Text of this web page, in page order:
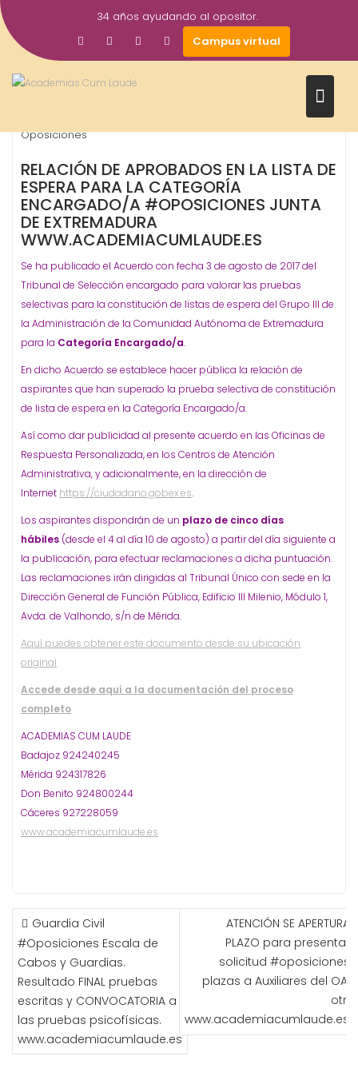
Saltar
al
contenido
34 años ayudando al opositor.
Campus virtual
Ago
2017
academiacumlaudeoposiciones Prensa
Oposiciones
RELACIÓN DE APROBADOS EN LA LISTA DE
ESPERA PARA LA CATEGORÍA
ENCARGADO/A #OPOSICIONES JUNTA
DE EXTREMADURA
WWW.ACADEMIACUMLAUDE.ES
Se ha publicado el Acuerdo con fecha 3 de agosto de 2017 del
Tribunal de Selección encargado para valorar las pruebas
selectivas para la constitución de listas de espera del Grupo III de
la Administración de la Comunidad Autónoma de Extremadura
para la Categoría Encargado/a.
En dicho Acuerdo se establece hacer pública la relación de
aspirantes que han superado la prueba selectiva de constitución
de lista de espera en la Categoría Encargado/a.
Así como dar publicidad al presente acuerdo en las Oficinas de
Respuesta Personalizada, en los Centros de Atención
Administrativa, y adicionalmente, en la dirección de
Internet https://ciudadano.gobex.es.
Los aspirantes dispondrán de un plazo de cinco días
hábiles (desde el 4 al día 10 de agosto) a partir del día siguiente a
la publicación, para efectuar reclamaciones a dicha puntuación.
Las reclamaciones irán dirigidas al Tribunal Único con sede en la
Dirección General de Función Pública, Edificio III Milenio, Módulo 1,
Avda. de Valhondo, s/n de Mérida.
Aquí puedes obtener este documento desde su ubicación
original
Accede desde aquí a la documentación del proceso
completo
ACADEMIAS CUM LAUDE
Badajoz 924240245
Mérida 924317826
Don Benito 924800244
Cáceres 927228059
www.academiacumlaude.es
NAVEGACIÓN
DE
ENTRADAS
Guardia Civil
#Oposiciones Escala de
Cabos y Guardias.
Resultado FINAL pruebas
escritas y CONVOCATORIA a
las pruebas psicofísicas.
www.academiacumlaude.es
ATENCIÓN SE APERTURA
PLAZO para presentar
solicitud #oposiciones
plazas a Auxiliares del OAR
www.academiacumlaude.es